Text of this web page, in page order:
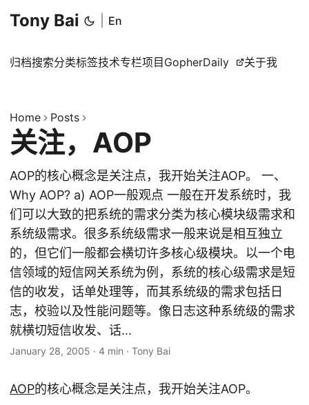
Tony Bai En
归档搜索分类标签技术专栏项目 GopherDaily 关于我
Home Posts
关注，AOP
AOP的核心概念是关注点，我开始关注AOP。 一、
Why AOP? a) AOP一般观点 一般在开发系统时，我
们可以大致的把系统的需求分类为核心模块级需求和
系统级需求。很多系统级需求一般来说是相互独立
的，但它们一般都会横切许多核心级模块。以一个电
信领域的短信网关系统为例，系统的核心级需求是短
信的收发，话单处理等，而其系统级的需求包括日
志，校验以及性能问题等。像日志这种系统级的需求
就横切短信收发、话...
January 28, 2005 · 4 min · Tony Bai
AOP的核心概念是关注点，我开始关注AOP。